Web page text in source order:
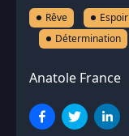
Rêve Espoir
Détermination
Anatole France